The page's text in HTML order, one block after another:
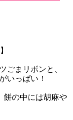
ごまリボンと、
いっぱい！
餅の中には胡麻や